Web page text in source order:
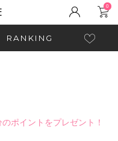
0
RANKING
ポイントをプレゼント！